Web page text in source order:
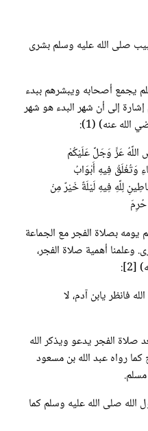
صلى الله عليه وسلم بشرى
يجمع أصحابه ويبشرهم ببدء
إلى أن شهر البدء هو شهر
الله عنه) (1):
اللَّهُ عَزَّ وَجَلَّ عَلَيْكُمْ
وَتُغْلَقُ فِيهِ أَبْوَابُ
لِلَّهِ فِيهِ لَيْلَةٌ خَيْرٌ مِنْ
يومه بصلاة الفجر مع الجماعة
وعلمنا أهمية صلاة الفجر،
فانظر يابن آدم، لا
صلاة الفجر يدعو ويذكر الله
رواه عبد الله بن مسعود
صلى الله عليه وسلم كما